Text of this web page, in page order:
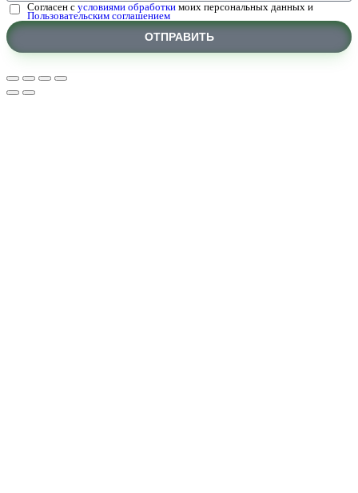
Согласен с условиями обработкимоих персональных данных и
Пользовательским соглашением
ОТПРАВИТЬ